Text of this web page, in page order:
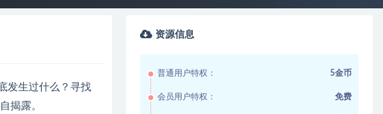
发生过什么？寻找
揭露。
资源信息
普通用户特权： 5金币
会员用户特权： 免费